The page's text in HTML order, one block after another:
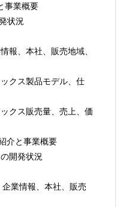
と事業概要
発状況
紹介と事業概要
の開発状況